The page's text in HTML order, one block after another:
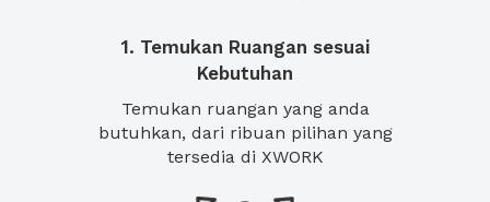
1. Temukan Ruangan sesuai
Kebutuhan
Temukan ruangan yang anda
butuhkan, dari ribuan pilihan yang
tersedia di XWORK